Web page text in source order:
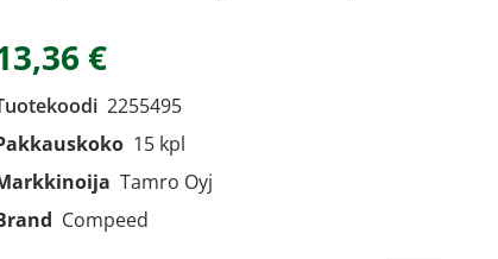
€
2255495
15 kpl
Tamro Oyj
Compeed